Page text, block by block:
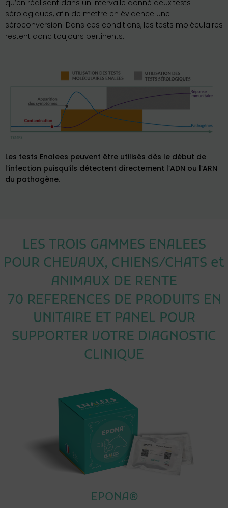
qu’en réalisant dans un intervalle donné deux tests
sérologiques, afin de mettre en évidence une
séroconversion. Dans ces conditions, les tests moléculaires
restent donc toujours pertinents.
Les tests Enalees peuvent être utilisés dès le début de
l’infection puisqu’ils détectent directement l’ADN ou l’ARN
du pathogène.
LES TROIS GAMMES ENALEES
POUR CHEVAUX, CHIENS/CHATS et
ANIMAUX DE RENTE
70 REFERENCES DE PRODUITS EN
UNITAIRE ET PANEL POUR
SUPPORTER VOTRE DIAGNOSTIC
CLINIQUE
EPONA®